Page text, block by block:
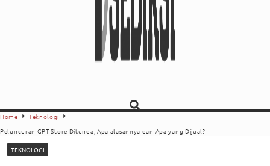
Home
Teknologi
Peluncuran GPT Store Ditunda, Apa alasannya dan Apa yang Dijual?
TEKNOLOGI